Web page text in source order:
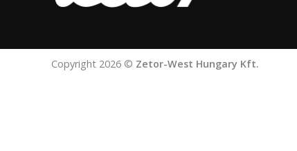
Copyright 2026 © Zetor-West Hungary Kft.